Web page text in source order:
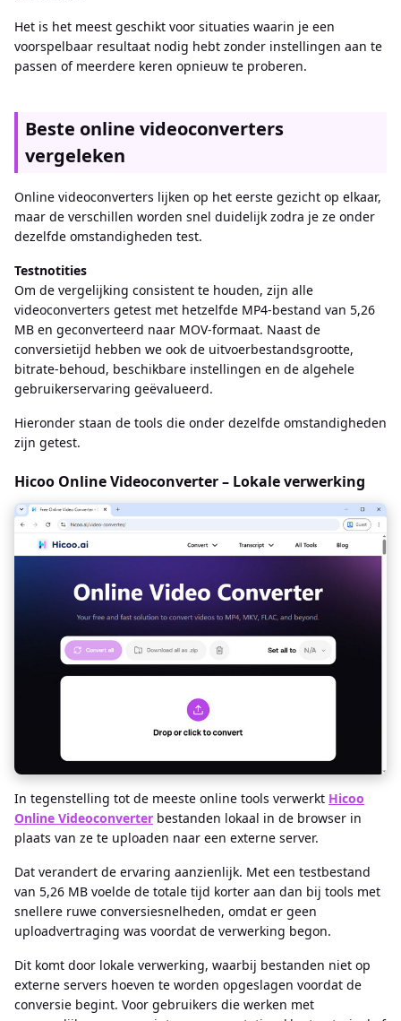
Het is het meest geschikt voor situaties waarin je een
voorspelbaar resultaat nodig hebt zonder instellingen aan te
passen of meerdere keren opnieuw te proberen.
Beste online videoconverters
vergeleken
Online videoconverters lijken op het eerste gezicht op elkaar,
maar de verschillen worden snel duidelijk zodra je ze onder
dezelfde omstandigheden test.
Testnotities
Om de vergelijking consistent te houden, zijn alle
videoconverters getest met hetzelfde MP4-bestand van 5,26
MB en geconverteerd naar MOV-formaat. Naast de
conversietijd hebben we ook de uitvoerbestandsgrootte,
bitrate-behoud, beschikbare instellingen en de algehele
gebruikerservaring geëvalueerd.
Hieronder staan de tools die onder dezelfde omstandigheden
zijn getest.
Hicoo Online Videoconverter – Lokale verwerking
In tegenstelling tot de meeste online tools verwerkt Hicoo
Online Videoconverter bestanden lokaal in de browser in
plaats van ze te uploaden naar een externe server.
Dat verandert de ervaring aanzienlijk. Met een testbestand
van 5,26 MB voelde de totale tijd korter aan dan bij tools met
snellere ruwe conversiesnelheden, omdat er geen
uploadvertraging was voordat de verwerking begon.
Dit komt door lokale verwerking, waarbij bestanden niet op
externe servers hoeven te worden opgeslagen voordat de
conversie begint. Voor gebruikers die werken met